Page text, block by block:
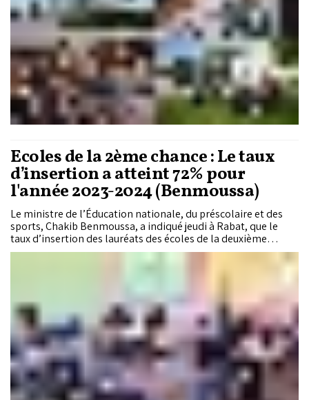
Écoles de la 2ème chance : Le taux
d’insertion a atteint 72% pour
l'année 2023-2024 (Benmoussa)
Le ministre de l’Éducation nationale, du préscolaire et des
sports, Chakib Benmoussa, a indiqué jeudi à Rabat, que le
taux d’insertion des lauréats des écoles de la deuxième
chance au titre de l’année 2023-2024 a atteint 72%.